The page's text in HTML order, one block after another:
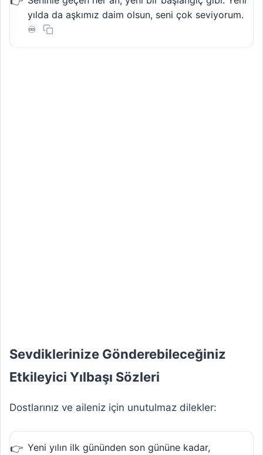
yılda da aşkımız daim olsun, seni çok seviyorum.
♾️
Sevdiklerinize Gönderebileceğiniz
Etkileyici Yılbaşı Sözleri
Dostlarınız ve aileniz için unutulmaz dilekler:
Yeni yılın ilk gününden son gününe kadar,